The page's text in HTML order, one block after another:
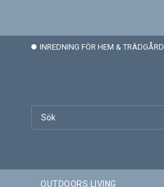
INREDNING FÖR HEM & TRÄDGÅRD
OUTDOORS LIVING